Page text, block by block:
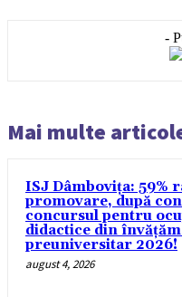
-
Mai multe
ISJ Dâmbovița: 59%
promovare, după
concursul pentru
didactice din
preuniversitar 2026!
august 4, 2026